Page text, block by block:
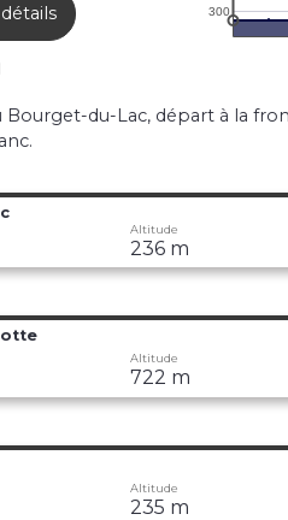
du-Lac, départ à la
Altitude
236 m
Altitude
722 m
Altitude
235 m